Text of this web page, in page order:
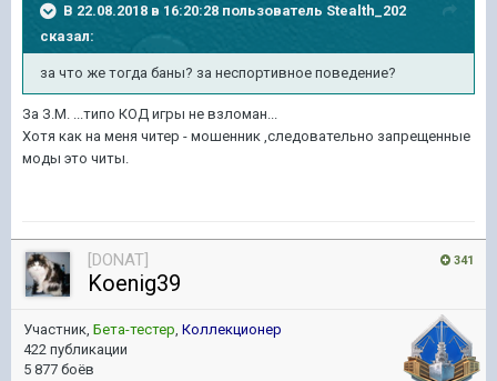
В 22.08.2018 в 16:20:28 пользователь Stealth_202
сказал:
за что же тогда баны? за неспортивное поведение?
За З.М. ...типо КОД игры не взломан...
Хотя как на меня читер - мошенник ,следовательно запрещенные
моды это читы.
341
[DONAT]
Koenig39
Участник, Бета-тестер, Коллекционер
422 публикации
5 877 боёв